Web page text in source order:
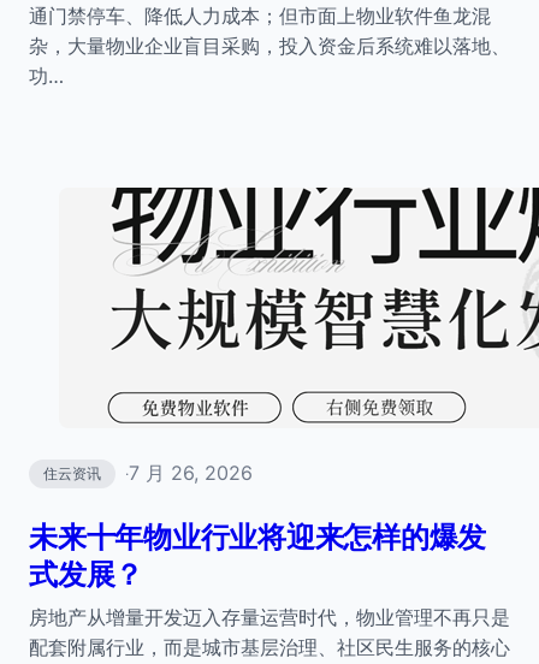
通门禁停车、降低人力成本；但市面上物业软件鱼龙混
杂，大量物业企业盲目采购，投入资金后系统难以落地、
功…
住云资讯 ·7 月 26, 2026
未来十年物业行业将迎来怎样的爆发
式发展？
房地产从增量开发迈入存量运营时代，物业管理不再只是
配套附属行业，而是城市基层治理、社区民生服务的核心